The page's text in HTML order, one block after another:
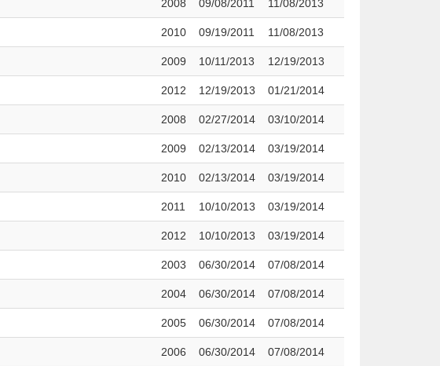
2008 09/08/2011 11/08/2013
2010 09/19/2011 11/08/2013
2009 10/11/2013 12/19/2013
2012 12/19/2013 01/21/2014
2008 02/27/2014 03/10/2014
2009 02/13/2014 03/19/2014
2010 02/13/2014 03/19/2014
2011 10/10/2013 03/19/2014
2012 10/10/2013 03/19/2014
2003 06/30/2014 07/08/2014
2004 06/30/2014 07/08/2014
2005 06/30/2014 07/08/2014
2006 06/30/2014 07/08/2014